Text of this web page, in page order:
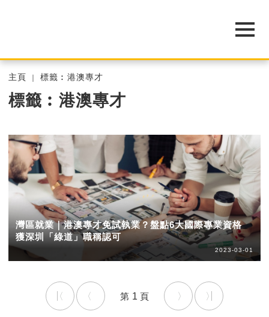
主頁 標籤︰港澳專才
標籤︰港澳專才
灣區就業｜港澳專才免試執業？盤點6大國際專業資格
獲深圳「綠道」職稱認可
2023-03-01
1